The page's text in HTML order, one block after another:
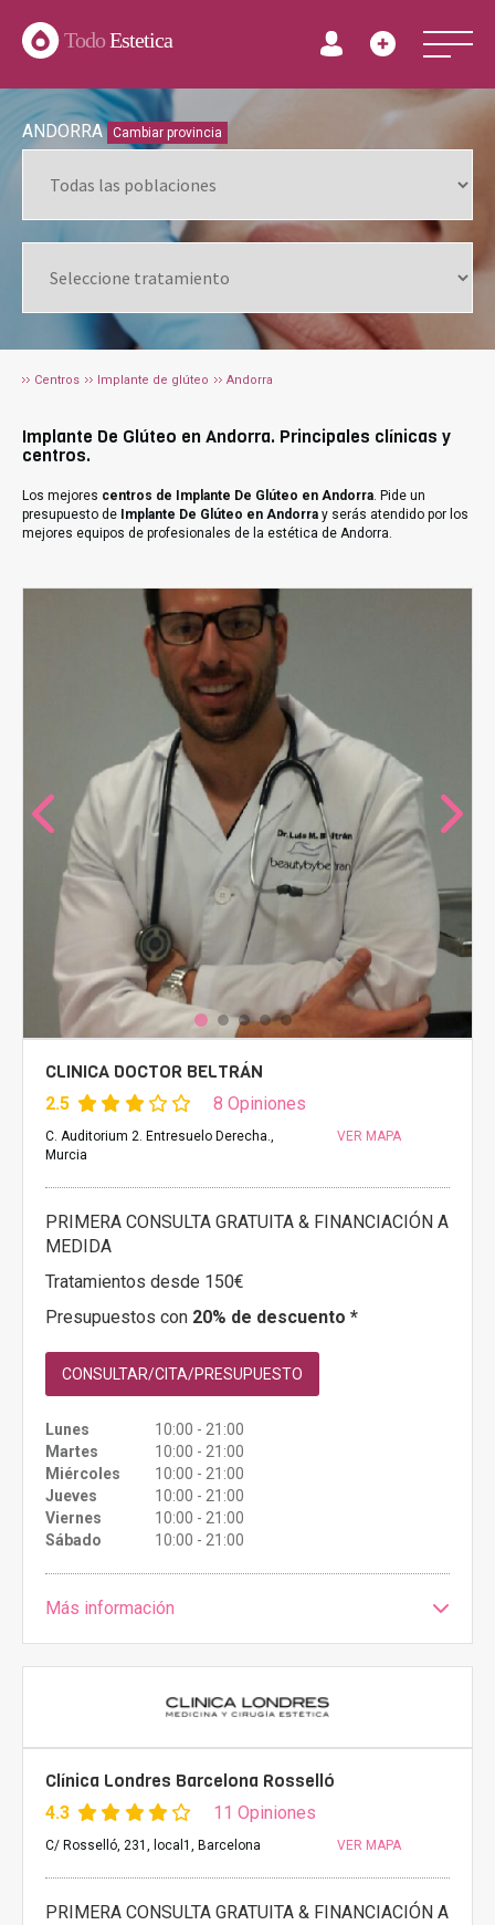
TodoEstetica
ANDORRA Cambiar provincia
Centros Implante de glúteo Andorra
Implante De Glúteo en Andorra. Principales clínicas y
centros.
Los mejores centros de Implante De Glúteo en Andorra. Pide un
presupuesto de Implante De Glúteo en Andorra y serás atendido por los
mejores equipos de profesionales de la estética de Andorra.
CLINICA DOCTOR BELTRÁN
2.5 8 Opiniones
C. Auditorium 2. Entresuelo Derecha.,
Murcia
VER MAPA
PRIMERA CONSULTA GRATUITA & FINANCIACIÓN A
MEDIDA
Tratamientos desde 150€
Presupuestos con 20% de descuento *
CONSULTAR/CITA/PRESUPUESTO
Lunes
10:00 - 21:00
Martes
10:00 - 21:00
Miércoles
10:00 - 21:00
Jueves
10:00 - 21:00
Viernes
10:00 - 21:00
Sábado
10:00 - 21:00
Más información
Clínica Londres Barcelona Rosselló
4.3 11 Opiniones
C/ Rosselló, 231, local1, Barcelona VER MAPA
PRIMERA CONSULTA GRATUITA & FINANCIACIÓN A